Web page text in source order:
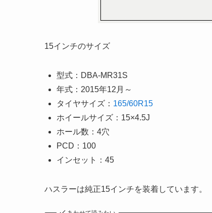
15インチのサイズ
型式：DBA-MR31S
年式：2015年12月～
タイヤサイズ： 165/60R15
ホイールサイズ：15×4.5J
ホール数：4穴
PCD：100
インセット：45
ハスラーは純正15インチを装着しています。